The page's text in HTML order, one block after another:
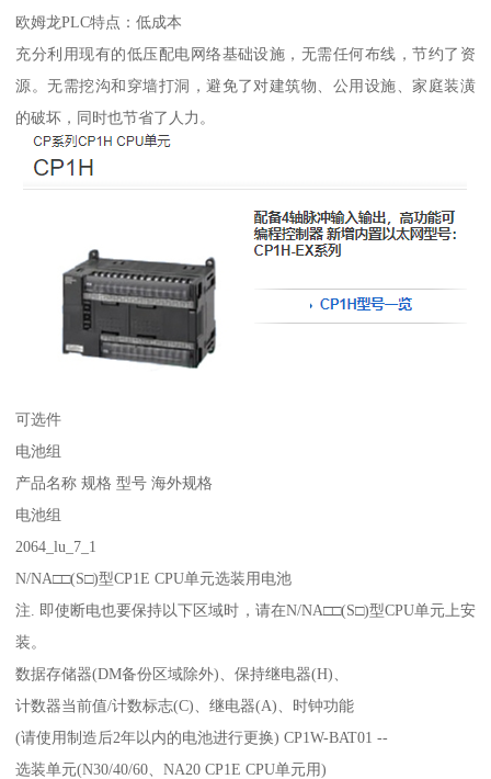
欧姆龙PLC特点：低成本
充分利用现有的低压配电网络基础设施，无需任何布线，节约了资
源。无需挖沟和穿墙打洞，避免了对建筑物、公用设施、家庭装潢
的破坏，同时也节省了人力。
可选件
电池组
产品名称 规格 型号 海外规格
电池组
2064_lu_7_1
N/NA□□(S□)型CP1E CPU单元选装用电池
注. 即使断电也要保持以下区域时，请在N/NA□□(S□)型CPU单元上安
装。
数据存储器(DM备份区域除外)、保持继电器(H)、
计数器当前值/计数标志(C)、继电器(A)、时钟功能
(请使用制造后2年以内的电池进行更换) CP1W-BAT01 --
选装单元(N30/40/60、NA20 CP1E CPU单元用)